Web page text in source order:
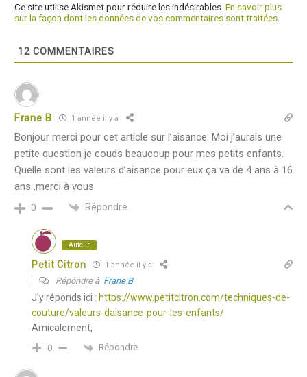
Ce site utilise Akismet pour réduire les indésirables. En savoir plus
sur la façon dont les données de vos commentaires sont traitées
12 COMMENTAIRES
Frane B 1 année il y a
Bonjour merci pour cet article sur l’aisance. Moi j’aurais une
petite question je couds beaucoup pour mes petits enfants.
Quelle sont les valeurs d’aisance pour eux ça va de 4 ans à 16
ans .merci à vous
0 Répondre
Auteur
Petit Citron 1 année il y a
Répondre à Frane B
J’y réponds ici : https://www.petitcitron.com/techniques-de-
couture/valeurs-daisance-pour-les-enfants/
Amicalement,
0 Répondre